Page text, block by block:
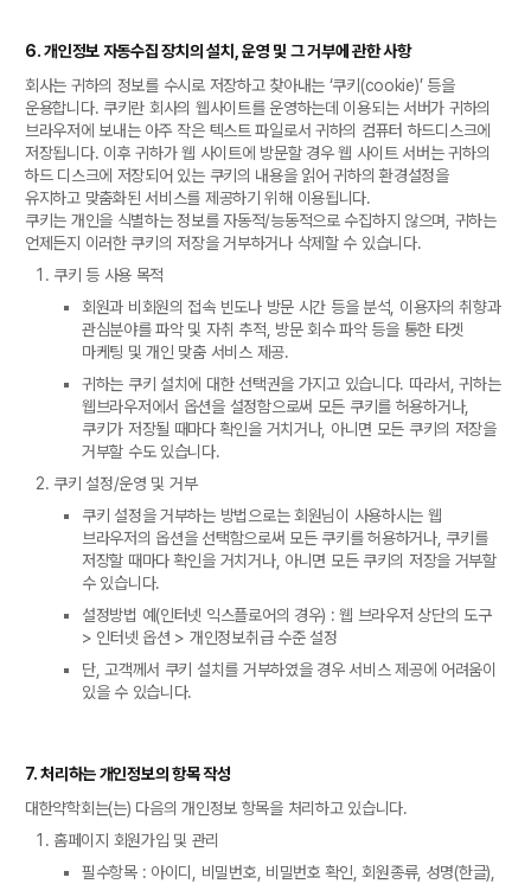
6. 개인정보 자동수집 장치의 설치, 운영 및 그 거부에 관한 사항
회사는 귀하의 정보를 수시로 저장하고 찾아내는 ‘쿠키(cookie)’ 등을
운용합니다. 쿠키란 회사의 웹사이트를 운영하는데 이용되는 서버가 귀하의
브라우저에 보내는 아주 작은 텍스트 파일로서 귀하의 컴퓨터 하드디스크에
저장됩니다. 이후 귀하가 웹 사이트에 방문할 경우 웹 사이트 서버는 귀하의
하드 디스크에 저장되어 있는 쿠키의 내용을 읽어 귀하의 환경설정을
유지하고 맞춤화된 서비스를 제공하기 위해 이용됩니다.
쿠키는 개인을 식별하는 정보를 자동적/능동적으로 수집하지 않으며, 귀하는
언제든지 이러한 쿠키의 저장을 거부하거나 삭제할 수 있습니다.
쿠키 등 사용 목적
회원과 비회원의 접속 빈도나 방문 시간 등을 분석, 이용자의 취향과
관심분야를 파악 및 자취 추적, 방문 회수 파악 등을 통한 타겟
마케팅 및 개인 맞춤 서비스 제공.
귀하는 쿠키 설치에 대한 선택권을 가지고 있습니다. 따라서, 귀하는
웹브라우저에서 옵션을 설정함으로써 모든 쿠키를 허용하거나,
쿠키가 저장될 때마다 확인을 거치거나, 아니면 모든 쿠키의 저장을
거부할 수도 있습니다.
쿠키 설정/운영 및 거부
쿠키 설정을 거부하는 방법으로는 회원님이 사용하시는 웹
브라우저의 옵션을 선택함으로써 모든 쿠키를 허용하거나, 쿠키를
저장할 때마다 확인을 거치거나, 아니면 모든 쿠키의 저장을 거부할
수 있습니다.
설정방법 예(인터넷 익스플로어의 경우) : 웹 브라우저 상단의 도구
> 인터넷 옵션 > 개인정보취급 수준 설정
단, 고객께서 쿠키 설치를 거부하였을 경우 서비스 제공에 어려움이
있을 수 있습니다.
7. 처리하는 개인정보의 항목 작성
대한약학회는(는) 다음의 개인정보 항목을 처리하고 있습니다.
홈페이지 회원가입 및 관리
필수항목 : 아이디, 비밀번호, 비밀번호 확인, 회원종류, 성명(한글),